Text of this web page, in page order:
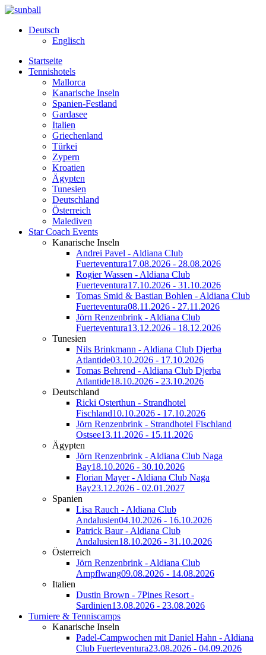
Deutsch
Englisch
Startseite
Tennishotels
Mallorca
Kanarische Inseln
Spanien-Festland
Gardasee
Italien
Griechenland
Türkei
Zypern
Kroatien
Ägypten
Tunesien
Deutschland
Österreich
Malediven
Star Coach Events
Kanarische Inseln
Andrei Pavel - Aldiana Club
Fuerteventura17.08.2026 - 28.08.2026
Rogier Wassen - Aldiana Club
Fuerteventura17.10.2026 - 31.10.2026
Tomas Smid & Bastian Bohlen - Aldiana Club
Fuerteventura08.11.2026 - 27.11.2026
Jörn Renzenbrink - Aldiana Club
Fuerteventura13.12.2026 - 18.12.2026
Tunesien
Nils Brinkmann - Aldiana Club Djerba
Atlantide03.10.2026 - 17.10.2026
Tomas Behrend - Aldiana Club Djerba
Atlantide18.10.2026 - 23.10.2026
Deutschland
Ricki Osterthun - Strandhotel
Fischland10.10.2026 - 17.10.2026
Jörn Renzenbrink - Strandhotel Fischland
Ostsee13.11.2026 - 15.11.2026
Ägypten
Jörn Renzenbrink - Aldiana Club Naga
Bay18.10.2026 - 30.10.2026
Florian Mayer - Aldiana Club Naga
Bay23.12.2026 - 02.01.2027
Spanien
Lisa Rauch - Aldiana Club
Andalusien04.10.2026 - 16.10.2026
Patrick Baur - Aldiana Club
Andalusien18.10.2026 - 31.10.2026
Österreich
Jörn Renzenbrink - Aldiana Club
Ampflwang09.08.2026 - 14.08.2026
Italien
Dustin Brown - 7Pines Resort -
Sardinien13.08.2026 - 23.08.2026
Turniere & Tenniscamps
Kanarische Inseln
Padel-Campwochen mit Daniel Hahn - Aldiana
Club Fuerteventura23.08.2026 - 04.09.2026